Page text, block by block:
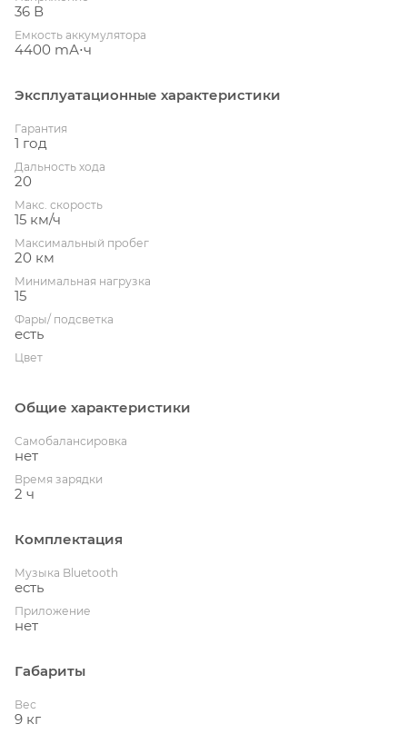
36 В
Емкость аккумулятора
4400 mА⋅ч
Эксплуатационные характеристики
Гарантия
1 год
Дальность хода
20
Макс. скорость
15 км/ч
Максимальный пробег
20 км
Минимальная нагрузка
15
Фары/ подсветка
есть
Цвет
Общие характеристики
Cамобалансировка
нет
Время зарядки
2 ч
Комплектация
Музыка Bluetooth
есть
Приложение
нет
Габариты
Вес
9 кг